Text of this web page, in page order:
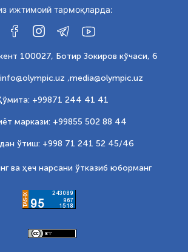
ижтимоий тармоқларда:
100027, Ботир Зокиров кўчаси, 6
,media@olympic.uz
+99871 244 41 41
маркази: +99855 502 88 44
ўтиш: +998 71 241 52 45/46
ва ҳеч нарсани ўтказиб юборманг